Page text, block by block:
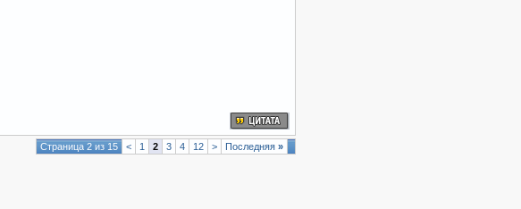
Страница 2 из 15 < 1 2 3 4 12 > Последняя »